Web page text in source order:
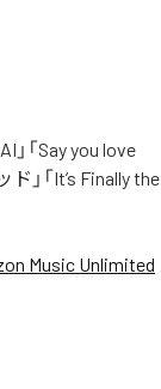
「Say you love
」「It’s Finally the
Music Unlimited